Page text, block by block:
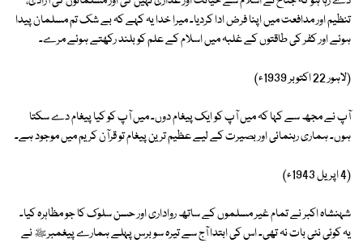
تنظیم اور مدافعت میں اپنا فرض ادا کردیا۔ میرا خدا یہ کہے کہ بے شک تم مسلمان پیدا
ہوئے اور کفر کی طاقتوں کے غلبہ میں اسلام کے علم کو بلند رکھتے ہوئے مرے۔
(لاہور 22 اکتوبر 1939ء)
آپ نے مجھ سے کہا کہ میں آپ کو ایک پیغام دوں۔ میں آپ کو کیا پیغام دے سکتا
ہوں۔ ہماری رہنمائی اور بصیرت کے لیے عظیم ترین پیغام تو قرآن کریم میں موجود ہے۔
(4 اپریل 1943ء)
شہنشاہ اکبر نے تمام غیر مسلموں کے ساتھ رواداری اور حسن سلوک کا جو مظاہرہ کیا۔
یہ کوئی نئی بات نہ تھی۔ اس کی ابتدا آج سے تیرہ سو برس پہلے ہمارے پیغمبرﷺ نے